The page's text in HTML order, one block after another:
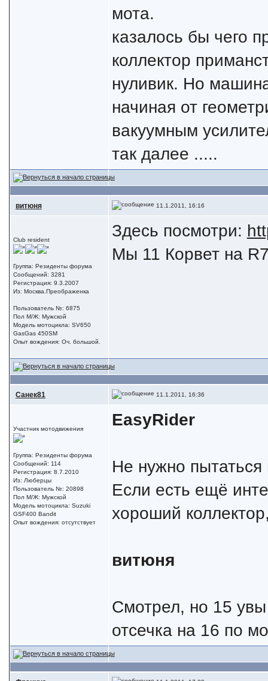
мота.
казалось бы чего
коллектор
нуливик. Но
начиная от
вакуумным
так далее .....
витюня 11.1.2011, 16:16
Club resident
Группа: Резиденты форума
Сообщений: 3281
Регистрация: 9.3.2007
Из: Москва.Преображенка
Пользователь №: 6875
Пол М/Ж: Мужской
Модель мотоцикла: SV650
GasGas 450SM
Опыт вождения: Оч. большой.
Здесь посмотри:
Мы 11 Корвет на
Санек81 11.1.2011, 16:36
Участник мотодвижения
Группа: Резиденты форума
Сообщений: 114
Регистрация: 8.7.2010
Из: Люберцы
Пользователь №: 20898
Пол М/Ж: Мужской
Модель мотоцикла: Suzuki
GSF400 Bandit
Опыт вождения: отсутствует
EasyRider
Не нужно пытаться
Если есть ещё
хороший
витюня
Смотрел, но 15
отсечка на 16 по